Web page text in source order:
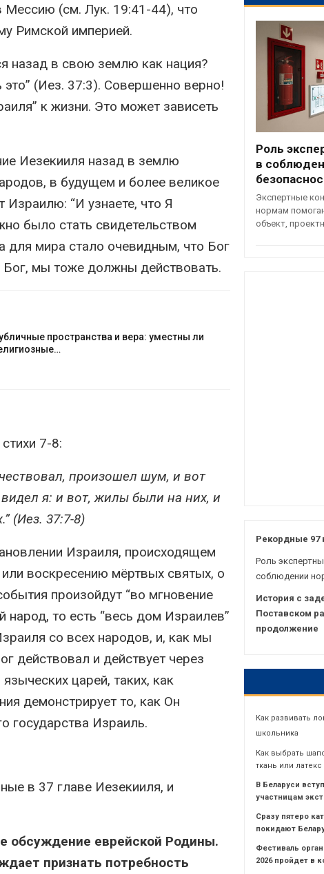
Мессию (см. Лук. 19:41-44), что
Римской империей.
назад в свою землю как нация?
(Иез. 37:3). Совершенно верно!
к жизни. Это может зависеть
Иезекииля назад в землю
в будущем и более великое
“И узнаете, что Я
было стать свидетельством
для мира стало очевидным, что Бог
Бог, мы тоже должны действовать.
пространства и вера: уместны ли
7-8:
произошел шум, и вот
я: и вот, жилы были на них, и
(Иез. 37:7-8)
Израиля, происходящем
воскресению мёртвых святых, о
произойдут “во мгновение
то есть “весь дом Израилев”
со всех народов, и, как мы
действовал и действует через
царей, таких, как
демонстрирует то, как Он
государства Израиль.
в 37 главе Иезекииля, и
обсуждение еврейской Родины.
признать потребность
Роль
в
Экспертные
нормам
объект,
Рекордные 97
Роль
соблюдении
История с
Поставском
продолжение
Как развивать
школьника
Как выбрать
ткань или латекс
В Беларуси
участницам
Сразу пятеро
покидают
Фестиваль
2026 пройдет в